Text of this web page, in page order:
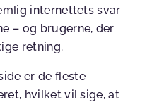
internettets svar
– og brugerne, der
retning.
er de fleste
hvilket vil sige, at